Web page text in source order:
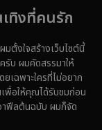
(5)
(90)
1982
1953
ทิงที่คนรัก
ตั้งใจสร้างเว็บไซต์นี้
รับ ผมคัดสรรมาให้
เฉพาะใครที่ไม่อยาก
พื่อให้คุณได้รับชมก่อน
าฟีลต้นฉบับ ผมก็จัด